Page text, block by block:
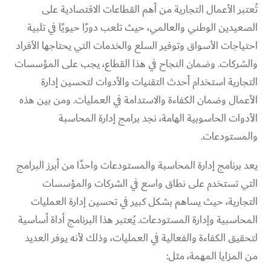
تُعتبر الأعمال التجارية من أهم القطاعات الاقتصادية على
الصعيدين الوطني والعالمي، حيث تلعب دورًا حيويًا في تلبية
احتياجات الأسواق وتوفير السلع والخدمات التي يحتاجها الأفراد
والشركات. وضمان النجاح في هذا القطاع، يجب على المؤسسات
التجارية استخدام أحدث التقنيات والأدوات لتحسين إدارة
الأعمال وضمان الكفاءة والاستدامة في العمليات. ومن بين هذه
الأدوات الحاسوبية الهامة، نجد برامج إدارة المحاسبة
والمستودعات.
يعد برنامج إدارة المحاسبة والمستودعات واحدًا من أبرز البرامج
التي تستخدم على نطاق واسع في الشركات والمؤسسات
التجارية، حيث يساهم بشكل كبير في تحسين إدارة العمليات
المحاسبية وإدارة المستودعات. يُعتبر هذا البرنامج أداة أساسية
لتحقيق الكفاءة والفعالية في العمليات، وذلك لأنه يوفر العديد
من المزايا المهمة، مثل: